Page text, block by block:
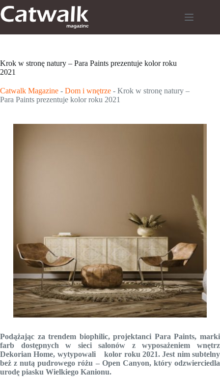
do
treści
Krok w stronę natury – Para Paints prezentuje kolor roku
2021
Catwalk Magazine - Dom i wnętrze - Krok w stronę natury –
Para Paints prezentuje kolor roku 2021
Podążając za trendem biophilic, projektanci Para Paints, marki
farb dostępnych w sieci salonów z wyposażeniem wnętrz
Dekorian Home, wytypowali kolor roku 2021. Jest nim subtelny
beż z nutą pudrowego różu – Open Canyon, który odzwierciedla
urodę piasku Wielkiego Kanionu.